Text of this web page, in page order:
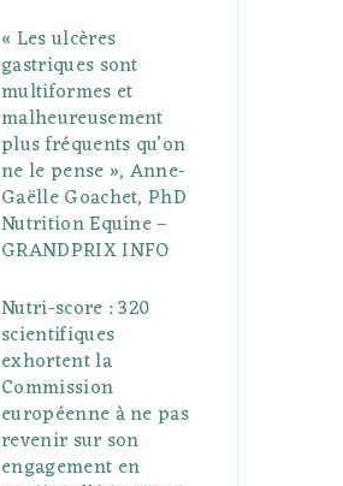
« Les ulcères
gastriques sont
multiformes et
malheureusement
plus fréquents qu’on
ne le pense », Anne-
Gaëlle Goachet, PhD
Nutrition Equine –
GRANDPRIX INFO
Nutri-score : 320
scientifiques
exhortent la
Commission
européenne à ne pas
revenir sur son
engagement en